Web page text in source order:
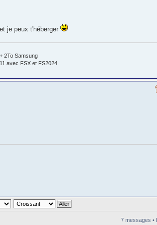
je peux t'héberger
2To Samsung
avec FSX et FS2024
7 messages •